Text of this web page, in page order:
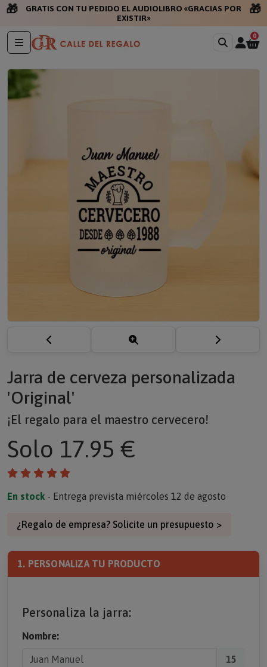
🎁
GRATIS CON TU PEDIDO EL AUDIOLIBRO «GRACIAS POR
EXISTIR»
🎁
0
Jarra de cerveza personalizada
'Original'
¡El regalo para el maestro cervecero!
Solo 17.95 €
En stock - Entrega prevista miércoles 12 de agosto
¿Regalo de empresa? Solicite un presupuesto >
1. PERSONALIZA TU PRODUCTO
Personaliza la jarra:
Nombre:
15